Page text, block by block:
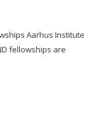
Aarhus Institute
fellowships are